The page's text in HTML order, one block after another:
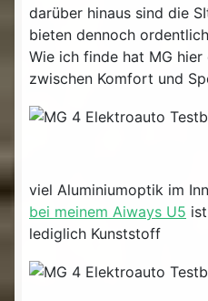
darüber hinaus sind die
bieten dennoch
Wie ich finde hat MG
zwischen Komfort und
viel Aluminiumoptik im
bei meinem Aiways U5
lediglich Kunststoff